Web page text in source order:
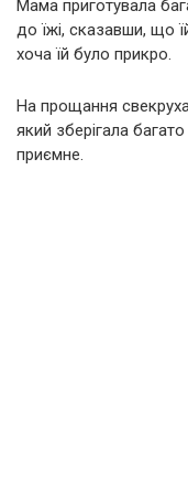
Мама приготувала
до їжі, сказавши, що
хоча їй було прикро.
На прощання
який зберігала
приємне.